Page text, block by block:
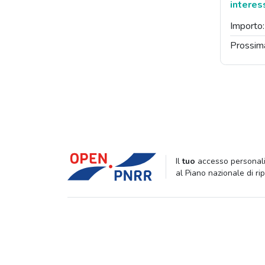
Importo:
Iltuo accesso
al Piano nazionale di